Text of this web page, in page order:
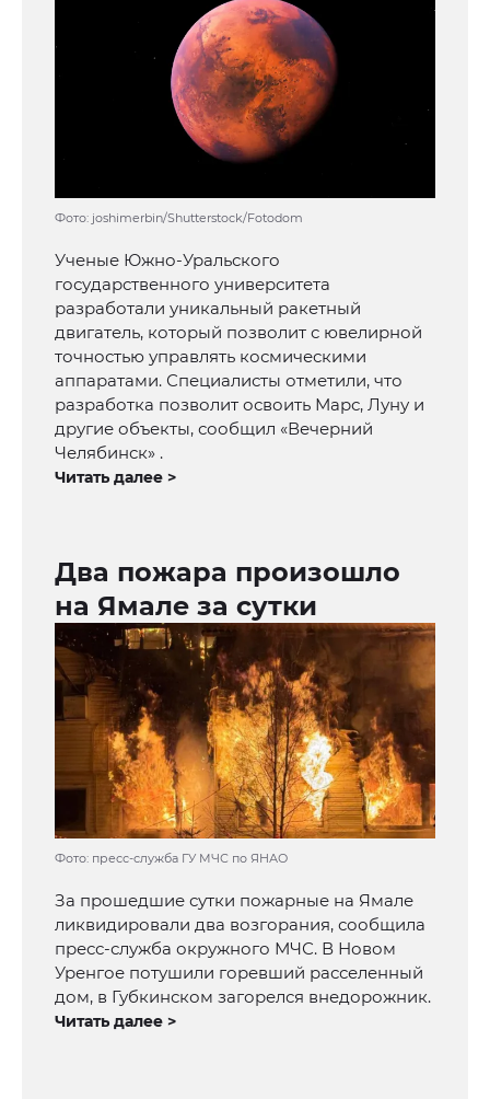
Фото: joshimerbin/Shutterstock/Fotodom
Ученые Южно-Уральского
государственного университета
разработали уникальный ракетный
двигатель, который позволит с ювелирной
точностью управлять космическими
аппаратами. Специалисты отметили, что
разработка позволит освоить Марс, Луну и
другие объекты, сообщил «Вечерний
Челябинск» .
Читать далее >
Два пожара произошло
на Ямале за сутки
Фото: пресс-служба ГУ МЧС по ЯНАО
За прошедшие сутки пожарные на Ямале
ликвидировали два возгорания, сообщила
пресс-служба окружного МЧС. В Новом
Уренгое потушили горевший расселенный
дом, в Губкинском загорелся внедорожник.
Читать далее >